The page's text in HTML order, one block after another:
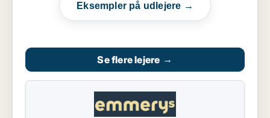
Eksempler på udlejere →
Se flere lejere →